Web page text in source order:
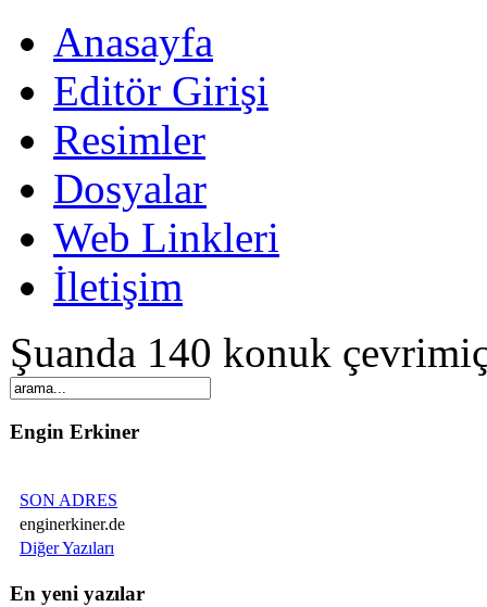
Anasayfa
Editör Girişi
Resimler
Dosyalar
Web Linkleri
İletişim
Şuanda 140 konuk
Engin Erkiner
SON ADRES
enginerkiner.de
Diğer Yazıları
En yeni yazılar